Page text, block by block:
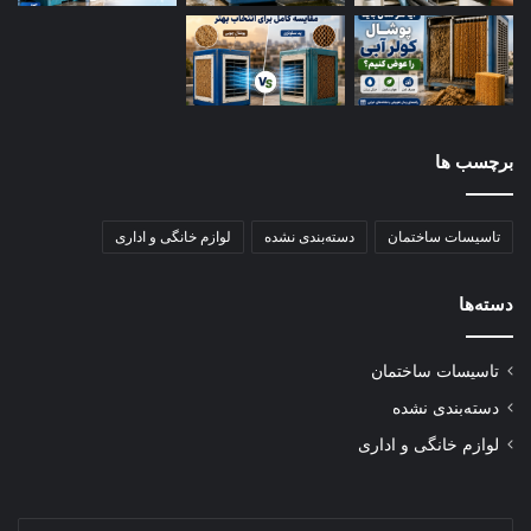
کرده است، بردارید و مطمئن شوید که هوا می‌تواند آزادانه در داخل
یخچال گردش کند.
۵. بررسی لاستیک دور درب
لاستیک آسیب‌دیده موجب می‌شود که هوای گرم وارد محفظه یخچال
لاستیک آسیب دیده و دچار ترک یا پارگی شده است، آن را تعویض
۶. توجه به تنظیمات دما
کافی سرد نیست، به‌تدریج آن را پایین بیاورید تا یخچال به دمای
برچسب ها
تاسیسات ساختمان دسته‌بندی نشده لوازم خانگی و اداری
دسته‌ها
تاسیسات ساختمان
دسته‌بندی نشده
لوازم خانگی و اداری